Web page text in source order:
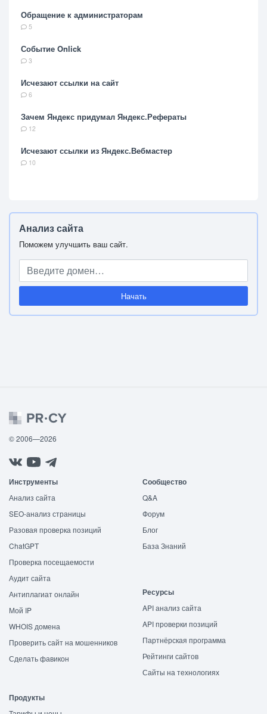
Обращение к администраторам
5
Событие Onlick
3
Исчезают ссылки на сайт
6
Зачем Яндекс придумал Яндекс.Рефераты
12
Исчезают ссылки из Яндекс.Вебмастер
10
Анализ сайта
Поможем улучшить ваш сайт.
Начать
© 2006—2026
Инструменты
Анализ сайта
SEO-анализ страницы
Разовая проверка позиций
ChatGPT
Проверка посещаемости
Аудит сайта
Антиплагиат онлайн
Мой IP
WHOIS домена
Проверить сайт на мошенников
Сделать фавикон
Сообщество
Q&A
Форум
Блог
База Знаний
Ресурсы
API анализ сайта
API проверки позиций
Партнёрская программа
Рейтинги сайтов
Сайты на технологиях
Продукты